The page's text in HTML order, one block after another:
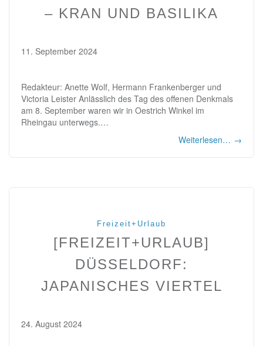
– KRAN UND BASILIKA
11. September 2024
Redakteur: Anette Wolf, Hermann Frankenberger und
Victoria Leister Anlässlich des Tag des offenen Denkmals
am 8. September waren wir in Oestrich Winkel im
Rheingau unterwegs.…
Weiterlesen… →
Freizeit+Urlaub
[FREIZEIT+URLAUB]
DÜSSELDORF:
JAPANISCHES VIERTEL
24. August 2024